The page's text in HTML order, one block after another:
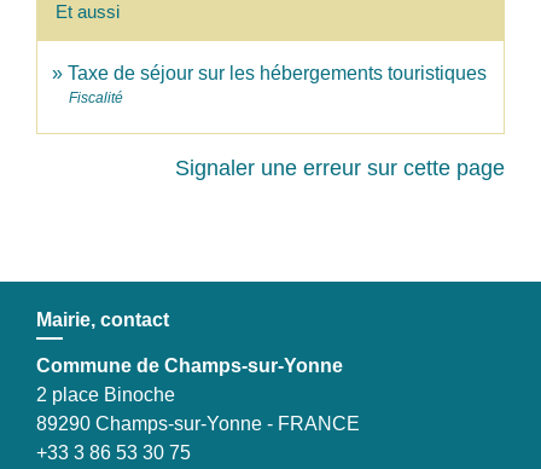
Et aussi
Taxe de séjour sur les hébergements touristiques
Fiscalité
Signaler une erreur sur cette page
Mairie, contact
Commune de Champs-sur-Yonne
2 place Binoche
89290 Champs-sur-Yonne - FRANCE
+33 3 86 53 30 75